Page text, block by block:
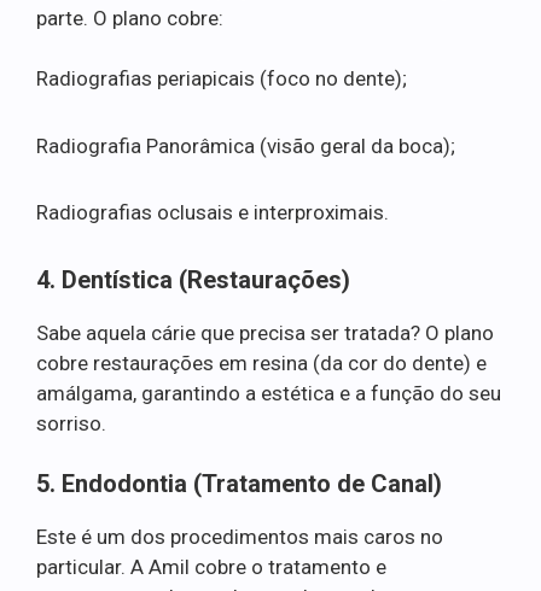
parte. O plano cobre:
Radiografias periapicais (foco no dente);
Radiografia Panorâmica (visão geral da boca);
Radiografias oclusais e interproximais.
4. Dentística (Restaurações)
Sabe aquela cárie que precisa ser tratada? O plano
cobre restaurações em resina (da cor do dente) e
amálgama, garantindo a estética e a função do seu
sorriso.
5. Endodontia (Tratamento de Canal)
Este é um dos procedimentos mais caros no
particular. A Amil cobre o tratamento e